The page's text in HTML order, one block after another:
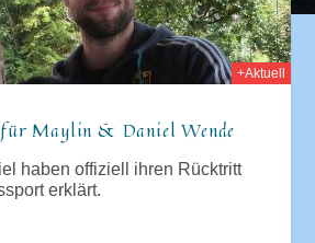
+Aktuell
für Maylin & Daniel Wende
haben offiziell ihren Rücktritt
erklärt.